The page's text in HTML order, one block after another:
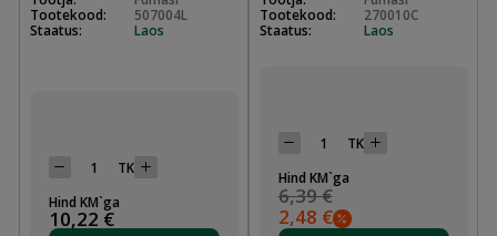
Tootekood:
507004L
Staatus:
Laos
TK
Hind KM`ga
10,22 €
Tootekood:
270010C
Staatus:
Laos
TK
Hind KM`ga
6,39 €
2,48 €